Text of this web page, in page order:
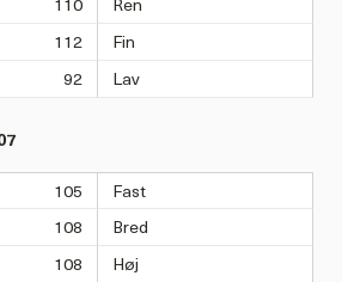
112
Fin
92 Lav
105
Fast
108
Bred
108
Høj